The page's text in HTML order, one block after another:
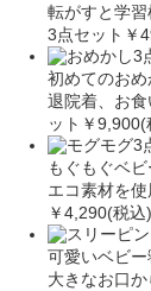
転がすと学
3点セット ￥
初めてのおめ
退院着、お
ット ￥
もぐもぐベ
エコ素材を
￥4,290(税込
可愛いベビー
大きなお口